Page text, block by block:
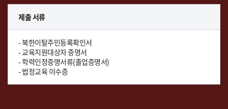
제출 서류
- 북한이탈주민등록확인서
- 교육지원대상자 증명서
- 학력인정증명서류(졸업증명서)
- 법정교육 이수증